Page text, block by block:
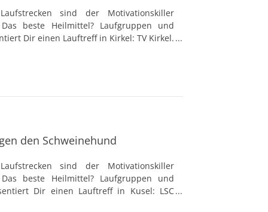
sind der Motivationskiller
beste Heilmittel? Laufgruppen und
Dir einen Lauftreff in Kirkel: TV Kirkel.
und erfahrenen Trainern
den Schweinehund
sind der Motivationskiller
beste Heilmittel? Laufgruppen und
Dir einen Lauftreff in Kusel: LSC
von professionellen und erfahrenen